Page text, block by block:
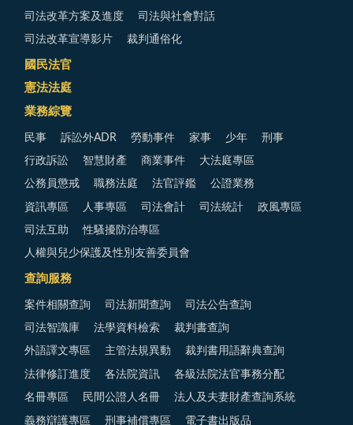
司法改革方案及進度 司法與社會對話
司法改革宣導影片 裁判通俗化
國民法官
憲法法庭
業務綜覽
民事 訴訟外ADR 勞動事件 家事 少年 刑事
行政訴訟 智慧財產 商業事件 大法庭專區
公務員懲戒 職務法庭 法官評鑑 公證業務
資訊專區 人事專區 司法會計 司法統計 政風專區
司法互助 性騷擾防治專區
人權與兒少保護及性別友善委員會
查詢服務
案件相關查詢 司法新聞查詢 司法公告查詢
司法智識庫 法學資料檢索 裁判書查詢
外語譯文專區 主管法規異動 裁判書用語辭典查詢
法律修訂進度 各法院資訊 各級法院法官事務分配
名冊專區 民間公證人名冊 法人及夫妻財產查詢系統
義務辯護專區 刑事補償專區 電子書出版品